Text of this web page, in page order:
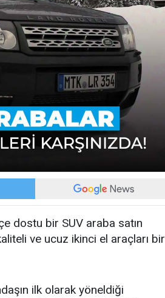
dostu bir SUV araba satın
ve ucuz ikinci el araçları bir
ilk olarak yöneldiği